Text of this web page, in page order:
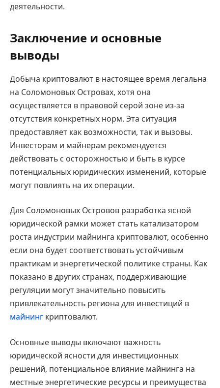
деятельности.
Заключение и основные
выводы
Добыча криптовалют в настоящее время легальна
на Соломоновых Островах, хотя она
осуществляется в правовой серой зоне из-за
отсутствия конкретных норм. Эта ситуация
предоставляет как возможности, так и вызовы.
Инвесторам и майнерам рекомендуется
действовать с осторожностью и быть в курсе
потенциальных юридических изменений, которые
могут повлиять на их операции.
Для Соломоновых Островов разработка ясной
юридической рамки может стать катализатором
роста индустрии майнинга криптовалют, особенно
если она будет соответствовать устойчивым
практикам и энергетической политике страны. Как
показано в других странах, поддерживающие
регуляции могут значительно повысить
привлекательность региона для инвестиций в
майнинг криптовалют.
Основные выводы включают важность
юридической ясности для инвестиционных
решений, потенциальное влияние майнинга на
местные энергетические ресурсы и преимущества